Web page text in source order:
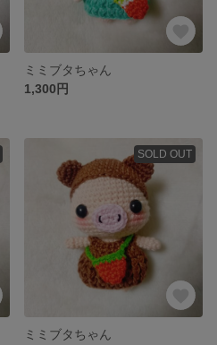
ミミブタちゃん
1,300円
SOLD OUT
ミミブタちゃん